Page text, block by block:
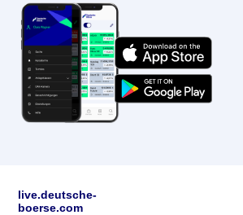
live.deutsche-
boerse.com